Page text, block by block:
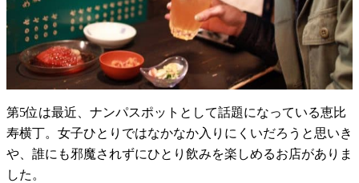
第5位は最近、ナンパスポットとして話題になっている恵比
寿横丁。女子ひとりではなかなか入りにくいだろうと思いき
や、誰にも邪魔されずにひとり飲みを楽しめるお店がありま
した。